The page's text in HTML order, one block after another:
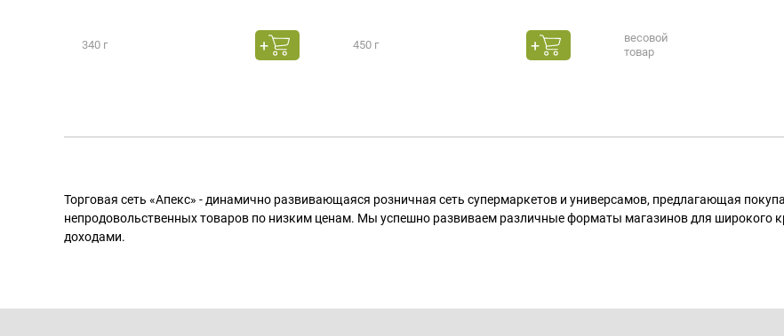
340 г 450 г
весовой
товар
Торговая сеть «Апекс» - динамично развивающаяся розничная сеть супермаркетов и универсамов, предлагающая
непродовольственных товаров по низким ценам. Мы успешно развиваем различные форматы магазинов для широкого
доходами.